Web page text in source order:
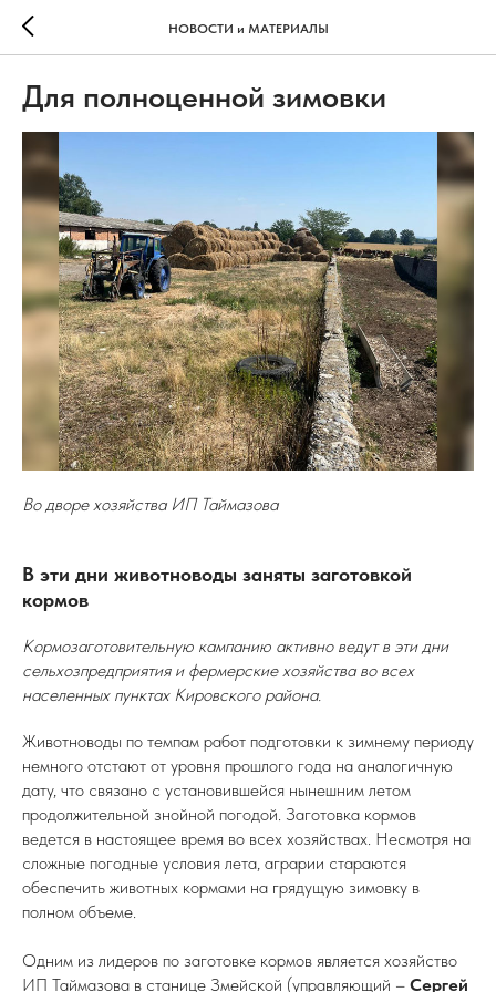
НОВОСТИ и МАТЕРИАЛЫ
Для полноценной зимовки
Во дворе хозяйства ИП Таймазова
В эти дни животноводы заняты заготовкой
кормов
Кормозаготовительную кампанию активно ведут в эти дни
сельхозпредприятия и фермерские хозяйства во всех
населенных пунктах Кировского района.
Животноводы по темпам работ подготовки к зимнему периоду
немного отстают от уровня прошлого года на аналогичную
дату, что связано с установившейся нынешним летом
продолжительной знойной погодой. Заготовка кормов
ведется в настоящее время во всех хозяйствах. Несмотря на
сложные погодные условия лета, аграрии стараются
обеспечить животных кормами на грядущую зимовку в
полном объеме.
Одним из лидеров по заготовке кормов является хозяйство
ИП Таймазова в станице Змейской (управляющий – Сергей